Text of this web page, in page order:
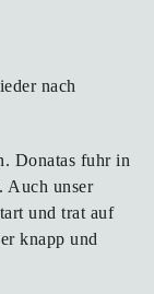
nach
Donatas fuhr in
Auch unser
und trat auf
knapp und